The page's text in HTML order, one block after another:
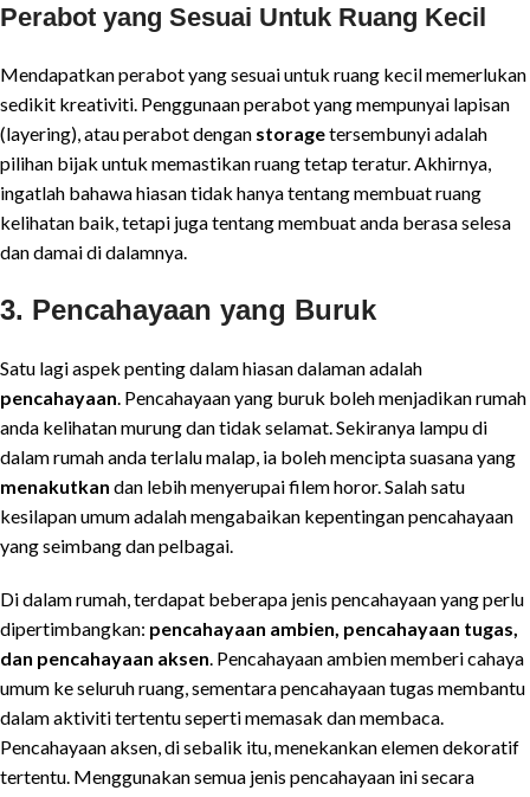
Perabot yang Sesuai Untuk Ruang Kecil
Mendapatkan perabot yang sesuai untuk ruang kecil memerlukan
sedikit kreativiti. Penggunaan perabot yang mempunyai lapisan
(layering), atau perabot dengan storagetersembunyi adalah
pilihan bijak untuk memastikan ruang tetap teratur. Akhirnya,
ingatlah bahawa hiasan tidak hanya tentang membuat ruang
kelihatan baik, tetapi juga tentang membuat anda berasa selesa
dan damai di dalamnya.
3. Pencahayaan yang Buruk
Satu lagi aspek penting dalam hiasan dalaman adalah
pencahayaan . Pencahayaan yang buruk boleh menjadikan rumah
anda kelihatan murung dan tidak selamat. Sekiranya lampu di
dalam rumah anda terlalu malap, ia boleh mencipta suasana yang
menakutkan dan lebih menyerupai filem horor. Salah satu
kesilapan umum adalah mengabaikan kepentingan pencahayaan
yang seimbang dan pelbagai.
Di dalam rumah, terdapat beberapa jenis pencahayaan yang perlu
dipertimbangkan: pencahayaan ambien, pencahayaan tugas,
dan pencahayaan aksen . Pencahayaan ambien memberi cahaya
umum ke seluruh ruang, sementara pencahayaan tugas membantu
dalam aktiviti tertentu seperti memasak dan membaca.
Pencahayaan aksen, di sebalik itu, menekankan elemen dekoratif
tertentu. Menggunakan semua jenis pencahayaan ini secara